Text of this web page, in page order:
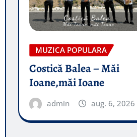
MUZICA POPULARA
Costică Balea – Măi
Ioane,măi Ioane
admin aug. 6, 2026